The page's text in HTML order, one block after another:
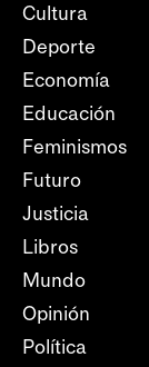
Cultura
Deporte
Economía
Educación
Feminismos
Futuro
Justicia
Libros
Mundo
Opinión
Política